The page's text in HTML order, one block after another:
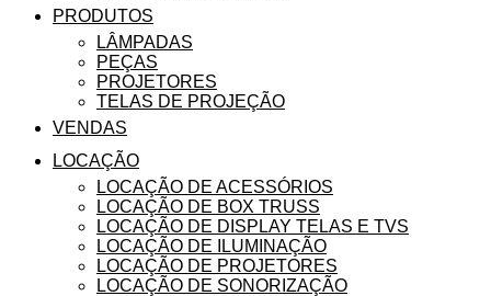
PRODUTOS
LÂMPADAS
PEÇAS
PROJETORES
TELAS DE PROJEÇÃO
VENDAS
LOCAÇÃO
LOCAÇÃO DE ACESSÓRIOS
LOCAÇÃO DE BOX TRUSS
LOCAÇÃO DE DISPLAY TELAS E TVS
LOCAÇÃO DE ILUMINAÇÃO
LOCAÇÃO DE PROJETORES
LOCAÇÃO DE SONORIZAÇÃO